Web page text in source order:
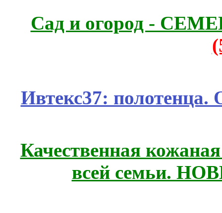
Сад и огород -
Ивтекс37:
Качественная
всей семьи.